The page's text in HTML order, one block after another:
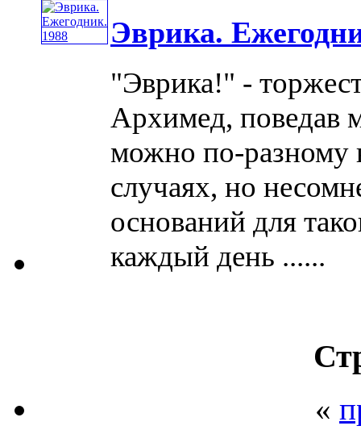
Эврика.
"Эврика!" -
Архимед, поведав
можно по-разному
случаях, но
оснований для
каждый день ......
«